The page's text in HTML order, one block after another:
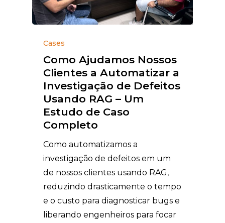
Cases
Como Ajudamos Nossos
Clientes a Automatizar a
Investigação de Defeitos
Usando RAG – Um
Estudo de Caso
Completo
Como automatizamos a
investigação de defeitos em um
de nossos clientes usando RAG,
reduzindo drasticamente o tempo
e o custo para diagnosticar bugs e
liberando engenheiros para focar